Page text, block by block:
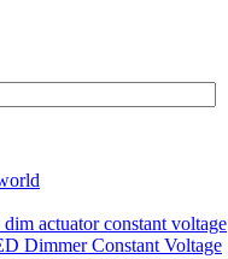
actuator constant voltage
Dimmer Constant Voltage